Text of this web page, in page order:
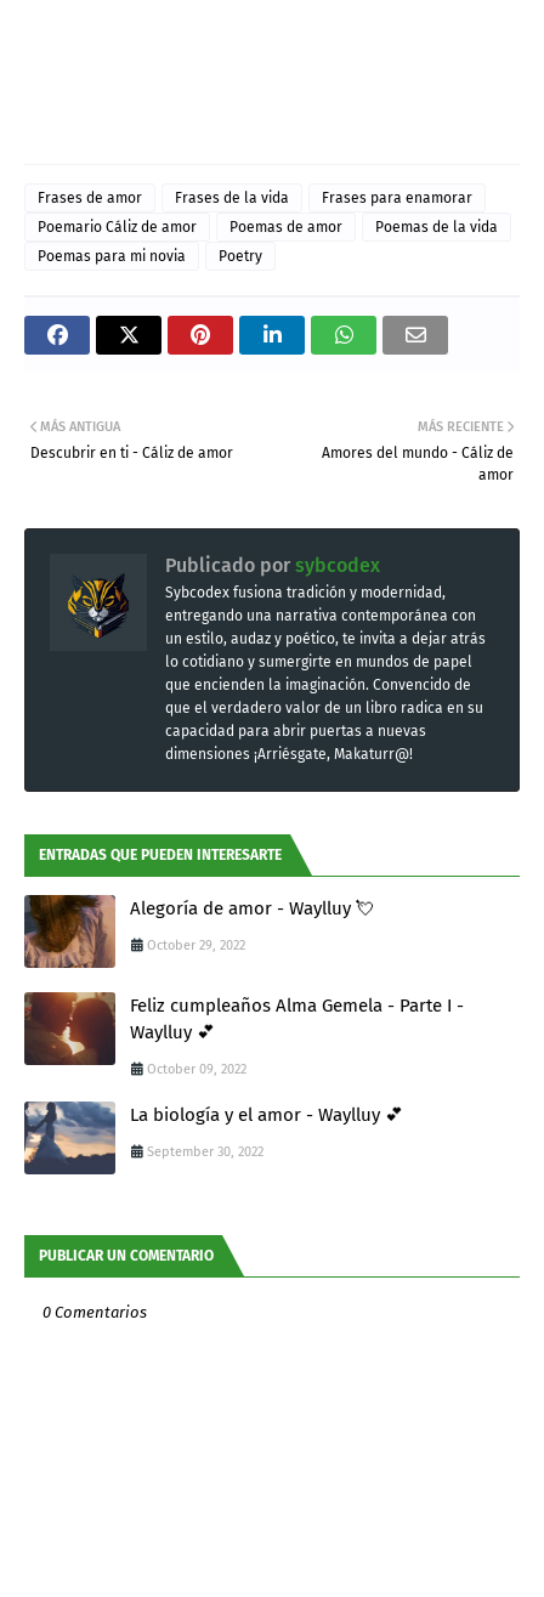
Frases de amor Frases de la vida
Frases para enamorar
Poemario Cáliz de amor
Poemas de amor
Poemas de la vida
Poemas para mi novia
Poetry
MÁS RECIENTE
Amores del mundo - Cáliz de
amor
MÁS ANTIGUA
Descubrir en ti - Cáliz de amor
Publicado por sybcodex
Sybcodex fusiona tradición y modernidad,
entregando una narrativa contemporánea con
un estilo, audaz y poético, te invita a dejar atrás
lo cotidiano y sumergirte en mundos de papel
que encienden la imaginación. Convencido de
que el verdadero valor de un libro radica en su
capacidad para abrir puertas a nuevas
dimensiones ¡Arriésgate, Makaturr@!
ENTRADAS QUE PUEDEN INTERESARTE
Alegoría de amor - Waylluy 💘
October 29, 2022
Feliz cumpleaños Alma Gemela - Parte I -
Waylluy 💕
October 09, 2022
La biología y el amor - Waylluy 💕
September 30, 2022
PUBLICAR UN COMENTARIO
0 Comentarios